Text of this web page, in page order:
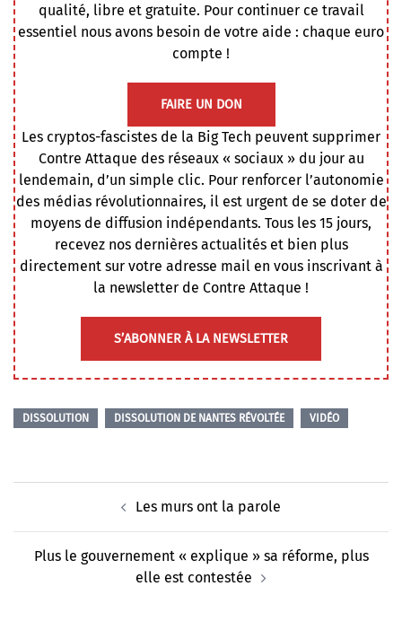
qualité, libre et gratuite. Pour continuer ce travail
essentiel nous avons besoin de votre aide : chaque euro
compte !
FAIRE UN DON
Les cryptos-fascistes de la Big Tech peuvent supprimer
Contre Attaque des réseaux « sociaux » du jour au
lendemain, d’un simple clic. Pour renforcer l’autonomie
des médias révolutionnaires, il est urgent de se doter de
moyens de diffusion indépendants. Tous les 15 jours,
recevez nos dernières actualités et bien plus
directement sur votre adresse mail en vous inscrivant à
la newsletter de Contre Attaque !
S’ABONNER À LA NEWSLETTER
DISSOLUTION DISSOLUTION DE NANTES RÉVOLTÉE VIDÉO
Les murs ont la parole
Plus le gouvernement « explique » sa réforme, plus
elle est contestée